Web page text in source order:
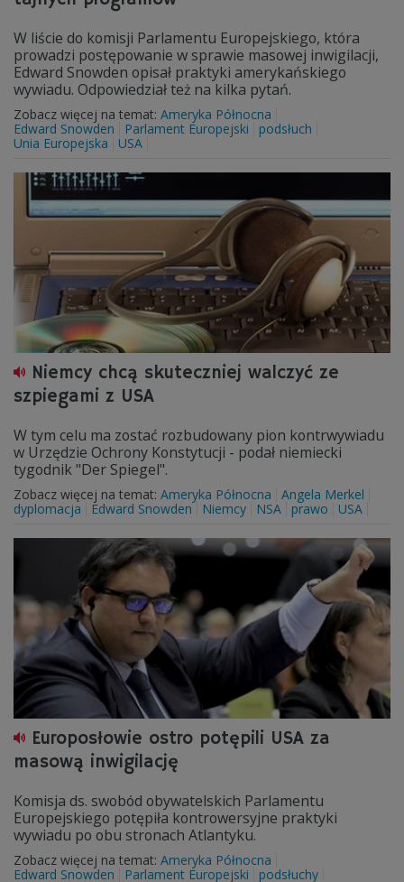
W liście do komisji Parlamentu Europejskiego, która
prowadzi postępowanie w sprawie masowej inwigilacji,
Edward Snowden opisał praktyki amerykańskiego
wywiadu. Odpowiedział też na kilka pytań.
Zobacz więcej na temat: Ameryka Północna
Edward Snowden
Parlament Europejski
podsłuch
Unia Europejska
USA
Niemcy chcą skuteczniej walczyć ze
szpiegami z USA
W tym celu ma zostać rozbudowany pion kontrwywiadu
w Urzędzie Ochrony Konstytucji - podał niemiecki
tygodnik "Der Spiegel".
Zobacz więcej na temat: Ameryka Północna
Angela Merkel
dyplomacja
Edward Snowden Niemcy NSA prawo USA
Europosłowie ostro potępili USA za
masową inwigilację
Komisja ds. swobód obywatelskich Parlamentu
Europejskiego potępiła kontrowersyjne praktyki
wywiadu po obu stronach Atlantyku.
Zobacz więcej na temat: Ameryka Północna
Edward Snowden
Parlament Europejski
podsłuchy